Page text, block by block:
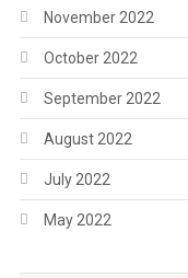
November 2022
October 2022
September 2022
August 2022
July 2022
May 2022